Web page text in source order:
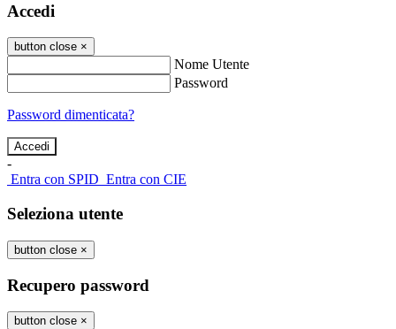
Accedi
button close ×
Nome Utente
Password
Password dimenticata?
-
Entra con SPID Entra con CIE
Seleziona utente
button close ×
Recupero password
button close ×